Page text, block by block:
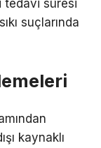
tedavi süresi
suçlarında
kaynaklı